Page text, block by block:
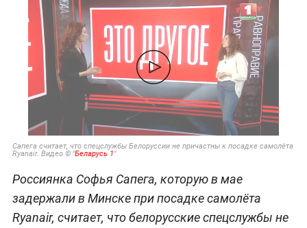
Сапега считает, что спецслужбы Белоруссии не причастны к посадке самолёта
Ryanair. Видео © "Беларусь 1"
Россиянка Софья Сапега, которую в мае
задержали в Минске при посадке самолёта
Ryanair, считает, что белорусские спецслужбы не